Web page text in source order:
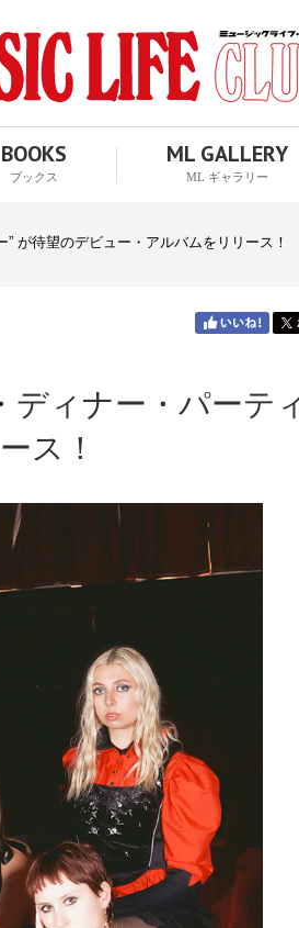
BOOKS
ブックス
ML GALLERY
ML ギャラリー
が待望のデビュー・アルバムをリリース！
ディナー・パーテ
ス！